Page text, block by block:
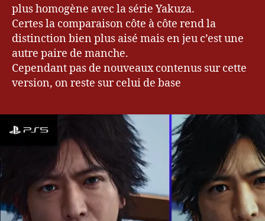
plus homogène avec la série Yakuza.
Certes la comparaison côte à côte rend la
distinction bien plus aisé mais en jeu c’est une
autre paire de manche.
Cependant pas de nouveaux contenus sur cette
version, on reste sur celui de base
Bl
e
,